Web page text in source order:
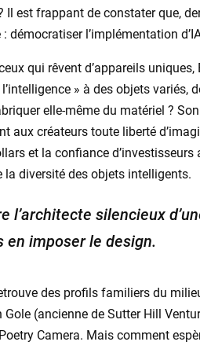
Il est frappant de constater que,
démocratiser l’implémentation
qui rêvent d’appareils
» à des objets
elle-même du matériel ?
aux créateurs toute liberté
et la confiance
la diversité des objets intelligents.
l’architecte silencieux
en imposer le design.
des profils familiers du
Gole (ancienne de Sutter Hill
Camera. Mais comment